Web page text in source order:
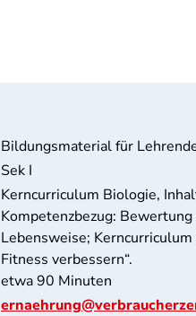
Bildungsmaterial für
Sek I
Kerncurriculum Biologie,
Kompetenzbezug:
Lebensweise;
Fitness verbessern“.
etwa 90 Minuten